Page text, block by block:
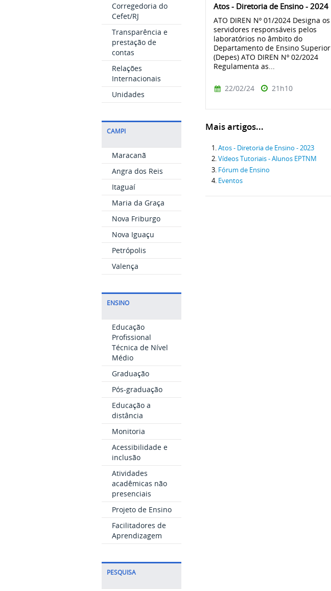
Corregedoria do
Cefet/RJ
Transparência e
prestação de
contas
Relações
Internacionais
Unidades
CAMPI
Maracanã
Angra dos Reis
Itaguaí
Maria da Graça
Nova Friburgo
Nova Iguaçu
Petrópolis
Valença
ENSINO
Educação
Profissional
Técnica de Nível
Médio
Graduação
Pós-graduação
Educação a
distância
Monitoria
Acessibilidade e
inclusão
Atividades
acadêmicas não
presenciais
Projeto de Ensino
Facilitadores de
Aprendizagem
PESQUISA
Atos - Diretoria de Ensino - 2024
ATO DIREN Nº 01/2024 Designa os
servidores responsáveis pelos
laboratórios no âmbito do
Departamento de Ensino Superior
(Depes) ATO DIREN Nº 02/2024
Regulamenta as...
22/02/24 21h10
Mais artigos...
Atos - Diretoria de Ensino - 2023
Vídeos Tutoriais - Alunos EPTNM
Fórum de Ensino
Eventos